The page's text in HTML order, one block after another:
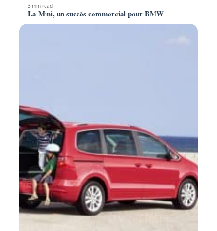
3 min read
La Mini, un succès commercial pour BMW